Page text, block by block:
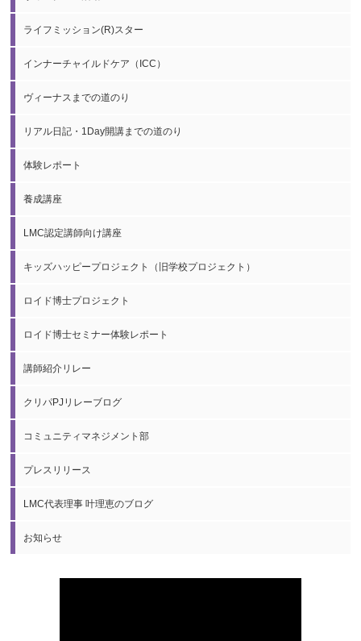
ライフミッション(R)スター
インナーチャイルドケア（ICC）
ヴィーナスまでの道のり
リアル日記・1Day開講までの道のり
体験レポート
養成講座
LMC認定講師向け講座
キッズハッピープロジェクト（旧学校プロジェクト）
ロイド博士プロジェクト
ロイド博士セミナー体験レポート
講師紹介リレー
クリパPJリレーブログ
コミュニティマネジメント部
プレスリリース
LMC代表理事 叶理恵のブログ
お知らせ